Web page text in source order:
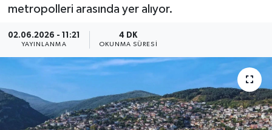
metropolleri arasında yer alıyor.
02.06.2026 - 11:21
YAYINLANMA
4 DK
OKUNMA SÜRESI
Dünya
Haber Arşivi